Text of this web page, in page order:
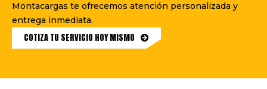
Montacargas te ofrecemos atención personalizada y
entrega inmediata.
COTIZA TU SERVICIO HOY MISMO